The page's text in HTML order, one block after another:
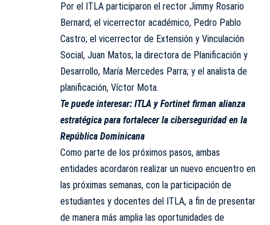
Por el ITLA participaron el rector Jimmy Rosario
Bernard; el vicerrector académico, Pedro Pablo
Castro; el vicerrector de Extensión y Vinculación
Social, Juan Matos; la directora de Planificación y
Desarrollo, María Mercedes Parra; y el analista de
planificación, Víctor Mota.
Te puede interesar: ITLA y Fortinet firman alianza
estratégica para fortalecer la ciberseguridad en la
República Dominicana
Como parte de los próximos pasos, ambas
entidades acordaron realizar un nuevo encuentro en
las próximas semanas, con la participación de
estudiantes y docentes del ITLA, a fin de presentar
de manera más amplia las oportunidades de